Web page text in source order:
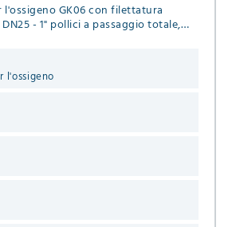
l'ossigeno GK06 con filettatura
- 1" pollici a passaggio totale,
l'ossigeno